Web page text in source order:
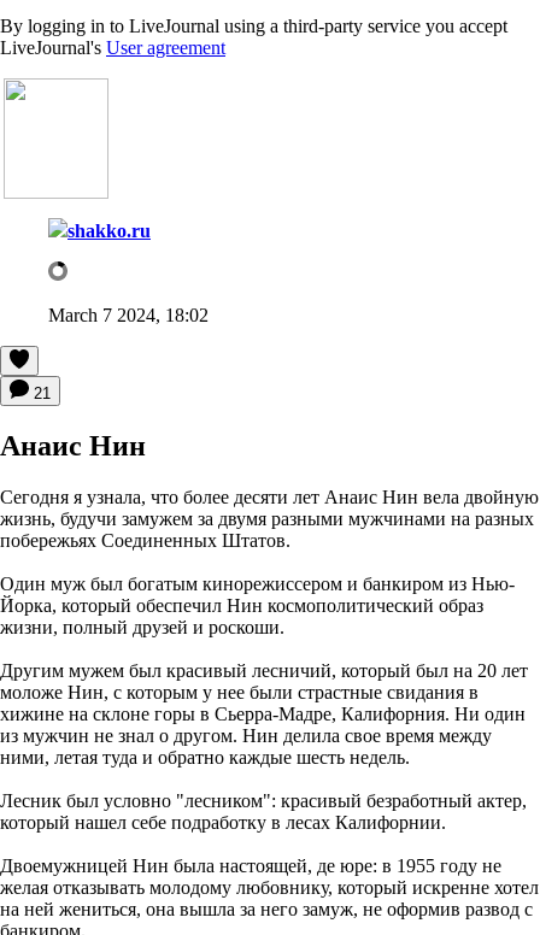
By logging in to LiveJournal using a third-party service you accept
LiveJournal's User agreement
shakko.ru
March 7 2024, 18:02
21
Анаис Нин
Сегодня я узнала, что более десяти лет Анаис Нин вела двойную
жизнь, будучи замужем за двумя разными мужчинами на разных
побережьях Соединенных Штатов.
Один муж был богатым кинорежиссером и банкиром из Нью-
Йорка, который обеспечил Нин космополитический образ
жизни, полный друзей и роскоши.
Другим мужем был красивый лесничий, который был на 20 лет
моложе Нин, с которым у нее были страстные свидания в
хижине на склоне горы в Сьерра-Мадре, Калифорния. Ни один
из мужчин не знал о другом. Нин делила свое время между
ними, летая туда и обратно каждые шесть недель.
Лесник был условно "лесником": красивый безработный актер,
который нашел себе подработку в лесах Калифорнии.
Двоемужницей Нин была настоящей, де юре: в 1955 году не
желая отказывать молодому любовнику, который искренне хотел
на ней жениться, она вышла за него замуж, не оформив развод с
банкиром.